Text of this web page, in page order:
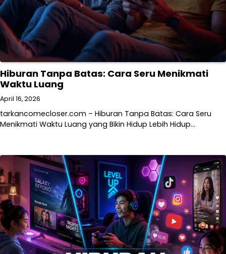
Hiburan Tanpa Batas: Cara Seru Menikmati
Waktu Luang
April 16, 2026
tarkancomecloser.com – Hiburan Tanpa Batas: Cara Seru
Menikmati Waktu Luang yang Bikin Hidup Lebih Hidup…